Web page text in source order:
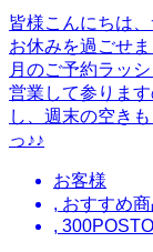
皆様こんにちは
お休みを過ごせ
月のご予約ラッ
営業して参りま
し、週末の空き
っ♪♪
お客様
, おすすめ
,